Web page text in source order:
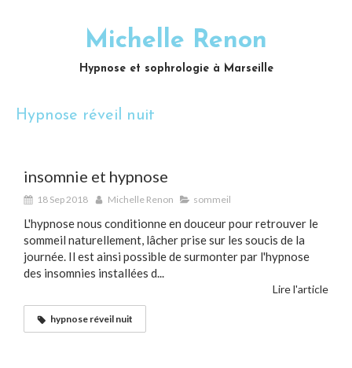
Michelle Renon
Hypnose et sophrologie à Marseille
Hypnose réveil nuit
insomnie et hypnose
18 Sep 2018 Michelle Renon sommeil
L'hypnose nous conditionne en douceur pour retrouver le
sommeil naturellement, lâcher prise sur les soucis de la
journée. Il est ainsi possible de surmonter par l'hypnose
des insomnies installées d...
Lire l'article
hypnose réveil nuit